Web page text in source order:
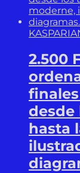
2.500
desde
hasta